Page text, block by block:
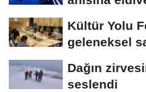
Kültür Yolu
geleneksel
Dağın
seslendi